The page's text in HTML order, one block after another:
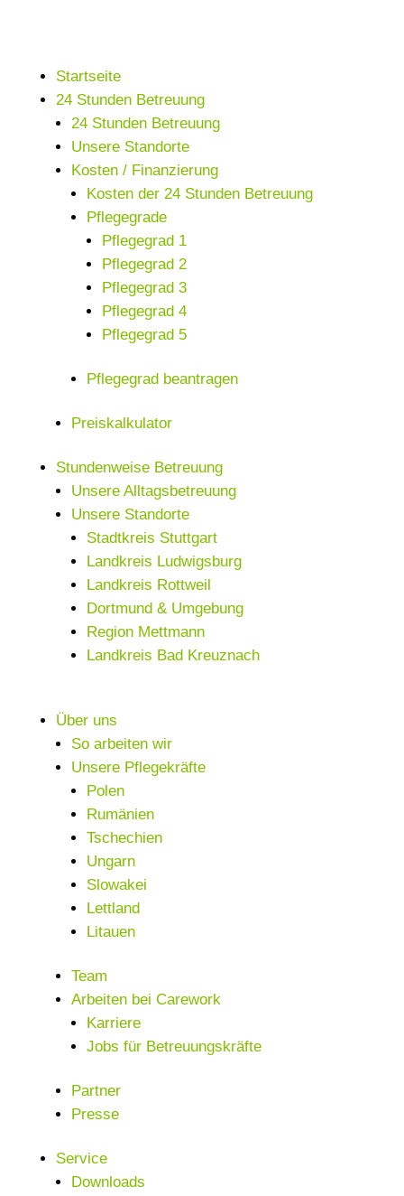
Startseite
24 Stunden Betreuung
24 Stunden Betreuung
Unsere Standorte
Kosten / Finanzierung
Kosten der 24 Stunden Betreuung
Pflegegrade
Pflegegrad 1
Pflegegrad 2
Pflegegrad 3
Pflegegrad 4
Pflegegrad 5
Pflegegrad beantragen
Preiskalkulator
Stundenweise Betreuung
Unsere Alltagsbetreuung
Unsere Standorte
Stadtkreis Stuttgart
Landkreis Ludwigsburg
Landkreis Rottweil
Dortmund & Umgebung
Region Mettmann
Landkreis Bad Kreuznach
Über uns
So arbeiten wir
Unsere Pflegekräfte
Polen
Rumänien
Tschechien
Ungarn
Slowakei
Lettland
Litauen
Team
Arbeiten bei Carework
Karriere
Jobs für Betreuungskräfte
Partner
Presse
Service
Downloads